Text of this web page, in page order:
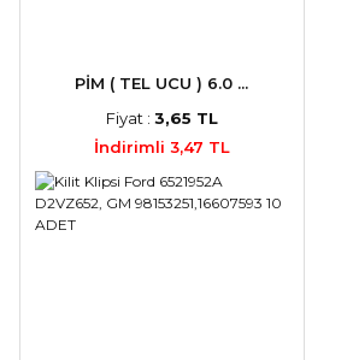
PİM ( TEL UCU ) 6.0 ...
Fiyat : 3,65 TL
İndirimli 3,47 TL